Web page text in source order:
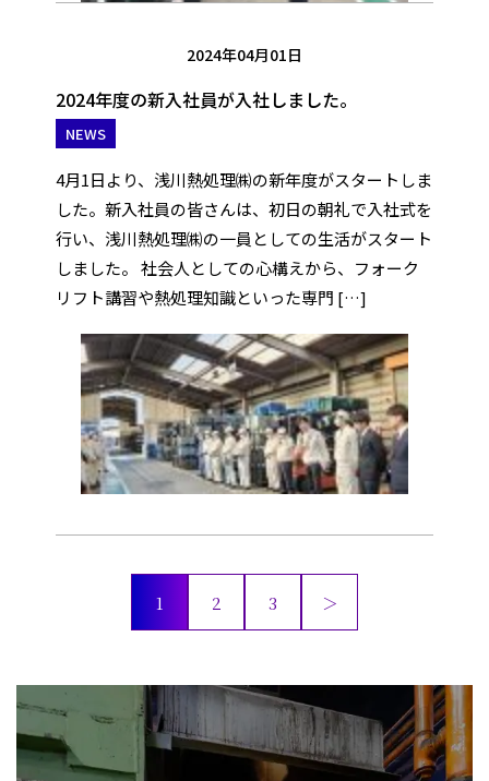
2024年04月01日
2024年度の新入社員が入社しました。
NEWS
4月1日より、浅川熱処理㈱の新年度がスタートしま
した。新入社員の皆さんは、初日の朝礼で入社式を
行い、浅川熱処理㈱の一員としての生活がスタート
しました。 社会人としての心構えから、フォーク
リフト講習や熱処理知識といった専門 […]
稿
の
ペ
ー
1 2 3 ＞